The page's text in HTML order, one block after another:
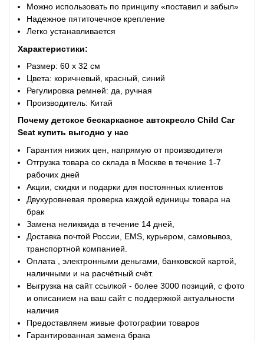
Можно использовать по принципу «поставил и забыл»
Надежное пятиточечное крепление
Легко устанавливается
Характеристики:
Размер: 60 x 32 см
Цвета: коричневый, красный, синий
Регулировка ремней: да, ручная
Производитель: Китай
Почему детское бескаркасное автокресло Child Car
Seat купить выгодно у нас
Гарантия низких цен, напрямую от производителя
Отгрузка товара со склада в Москве в течение 1-7
рабочих дней
Акции, скидки и подарки для постоянных клиентов
Двухуровневая проверка каждой единицы товара на
брак
Замена неликвида в течение 14 дней,
Доставка почтой России, EMS, курьером, самовывоз,
транспортной компанией.
Оплата , электронными деньгами, банковской картой,
наличными и на расчётный счёт.
Выгрузка на сайт ссылкой - более 3000 позиций, с фото
и описанием на ваш сайт с поддержкой актуальности
наличия
Предоставляем живые фотографии товаров
Гарантированная замена брака